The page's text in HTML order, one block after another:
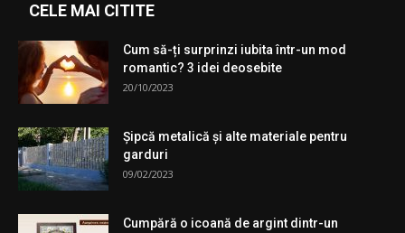
CELE MAI CITITE
Cum să-ți surprinzi iubita într-un mod
romantic? 3 idei deosebite
20/10/2023
Şipcă metalică şi alte materiale pentru
garduri
09/02/2023
Cumpără o icoană de argint dintr-un